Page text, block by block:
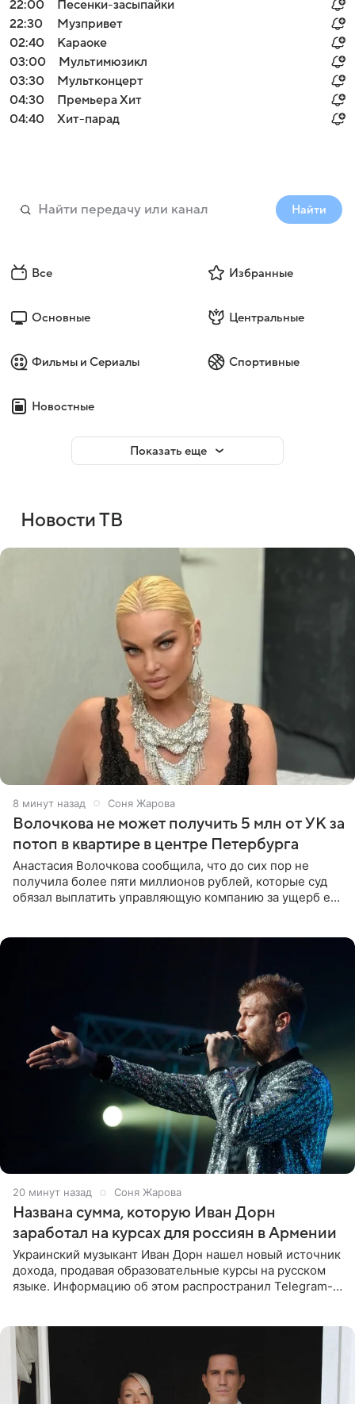
22:00
Песенки-засыпайки
22:30
Музпривет
02:40
Караоке
03:00
Мультимюзикл
03:30
Мультконцерт
04:30
Премьера Хит
04:40
Хит-парад
Найти
Все Избранные
Основные Центральные
Фильмы и Сериалы Спортивные
Новостные
Показать еще
Новости ТВ
8 минут назад Соня Жарова
Волочкова не может получить 5 млн от УК за
потоп в квартире в центре Петербурга
Анастасия Волочкова сообщила, что до сих пор не
получила более пяти миллионов рублей, которые суд
обязал выплатить управляющую компанию за ущерб ее
20 минут назад Соня Жарова
Названа сумма, которую Иван Дорн
заработал на курсах для россиян в Армении
Украинский музыкант Иван Дорн нашел новый источник
дохода, продавая образовательные курсы на русском
языке. Информацию об этом распространил Telegram-